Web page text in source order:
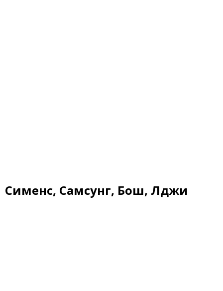
Сименс, Самсунг, Бош, Лджи